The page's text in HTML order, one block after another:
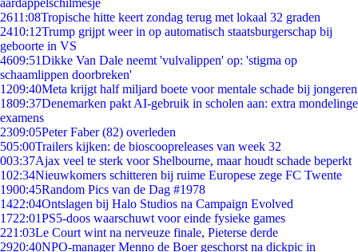
aardappelschilmesje
2611:08Tropische hitte keert zondag terug met lokaal 32 graden
2410:12Trump grijpt weer in op automatisch staatsburgerschap bij
geboorte in VS
4609:51Dikke Van Dale neemt 'vulvalippen' op: 'stigma op
schaamlippen doorbreken'
1209:40Meta krijgt half miljard boete voor mentale schade bij jongeren
1809:37Denemarken pakt AI-gebruik in scholen aan: extra mondelinge
examens
2309:05Peter Faber (82) overleden
505:00Trailers kijken: de bioscoopreleases van week 32
003:37Ajax veel te sterk voor Shelbourne, maar houdt schade beperkt
102:34Nieuwkomers schitteren bij ruime Europese zege FC Twente
1900:45Random Pics van de Dag #1978
1422:04Ontslagen bij Halo Studios na Campaign Evolved
1722:01PS5-doos waarschuwt voor einde fysieke games
221:03Le Court wint na nerveuze finale, Pieterse derde
2920:40NPO-manager Menno de Boer geschorst na dickpic in